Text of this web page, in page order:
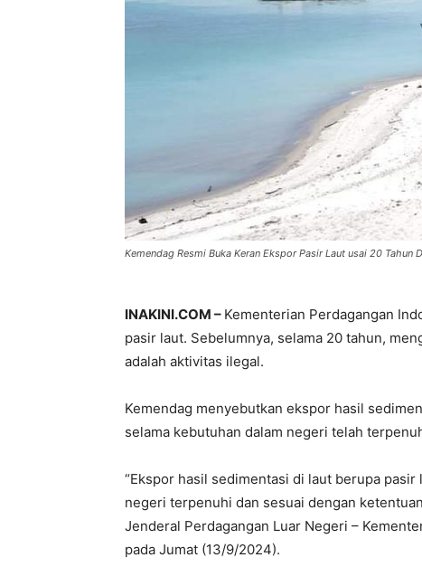
Kemendag Resmi Buka Keran Ekspor Pasir Laut usai 20 Tahun
INAKINI.COM – Kementerian Perdagangan
pasir laut. Sebelumnya, selama 20 tahun,
adalah aktivitas ilegal.
Kemendag menyebutkan ekspor hasil
selama kebutuhan dalam negeri telah
“Ekspor hasil sedimentasi di laut berupa
negeri terpenuhi dan sesuai dengan
Jenderal Perdagangan Luar Negeri –
pada Jumat (13/9/2024).